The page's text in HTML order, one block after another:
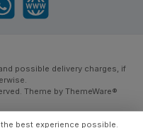
Website
possible delivery charges, if
Theme by ThemeWare®
best experience possible.